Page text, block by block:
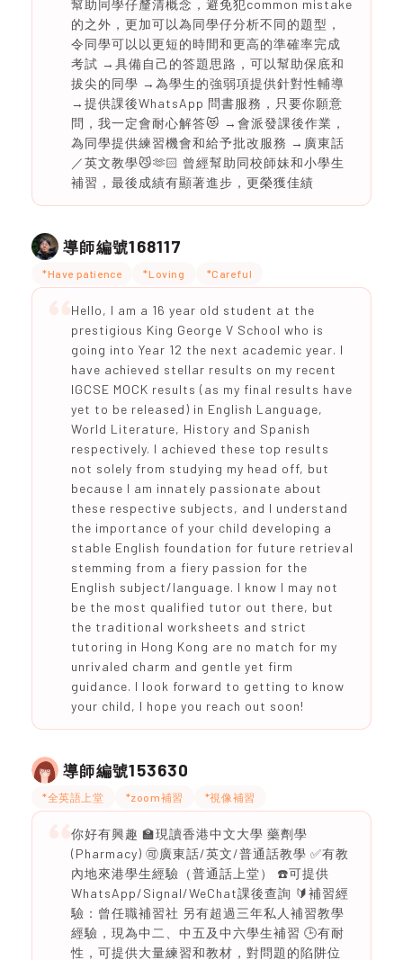
幫助同學仔釐清概念，避免犯common mistake
的之外，更加可以為同學仔分析不同的題型，
令同學可以以更短的時間和更高的準確率完成
考試 →具備自己的答題思路，可以幫助保底和
拔尖的同學 →為學生的強弱項提供針對性輔導
→提供課後WhatsApp 問書服務，只要你願意
問，我一定會耐心解答😻 →會派發課後作業，
為同學提供練習機會和給予批改服務 →廣東話
／英文教學😼🫶🏻 曾經幫助同校師妹和小學生
補習，最後成績有顯著進步，更榮獲佳績
導師編號168117
*Have patience *Loving *Careful
Hello, I am a 16 year old student at the
prestigious King George V School who is
going into Year 12 the next academic year. I
have achieved stellar results on my recent
IGCSE MOCK results (as my final results have
yet to be released) in English Language,
World Literature, History and Spanish
respectively. I achieved these top results
not solely from studying my head off, but
because I am innately passionate about
these respective subjects, and I understand
the importance of your child developing a
stable English foundation for future retrieval
stemming from a fiery passion for the
English subject/language. I know I may not
be the most qualified tutor out there, but
the traditional worksheets and strict
tutoring in Hong Kong are no match for my
unrivaled charm and gentle yet firm
guidance. I look forward to getting to know
your child, I hope you reach out soon!
導師編號153630
*全英語上堂 *zoom補習 *視像補習
你好有興趣 🏫現讀香港中文大學 藥劑學
(Pharmacy) 🉑廣東話/英文/普通話教學 ✅有教
內地來港學生經驗（普通話上堂） ☎️可提供
WhatsApp/Signal/WeChat課後查詢 🔰補習經
驗：曾任職補習社 另有超過三年私人補習教學
經驗，現為中二、中五及中六學生補習 🕒有耐
性，可提供大量練習和教材，對問題的陷阱位